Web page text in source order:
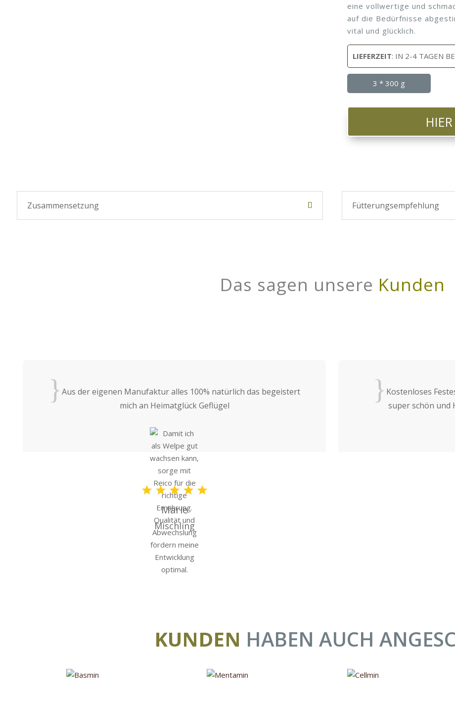
eine vollwertige und
auf die Bedürfnisse
vital und glücklich.
LIEFERZEIT: IN 2-4 TAGEN
3 * 300 g
Zusammensetzung Fütterungsempfehlung
Das sagen unsere Kunden
{Aus der eigenen Manufaktur alles 100% natürlich das begeistert
mich an Heimatglück Geflügel
Marie
Mischling
{ Kostenloses
super schön und
KUNDEN HABEN AUCH